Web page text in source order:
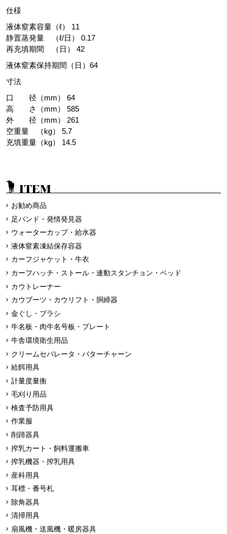
仕様
液体窒素容量（ℓ） 11
静置蒸発量 （ℓ/日） 0.17
再充填期間 （日） 42
液体窒素保持期間（日）64
寸法
口 径（mm） 64
高 さ（mm） 585
外 径（mm） 261
空重量 （kg） 5.7
充填重量（kg） 14.5
ITEM
お勧め商品
足バンド・発情発見器
ウォーターカップ・給水器
液体窒素凍結保存容器
カーフジャケット・牛衣
カーフハッチ・ストール・連動スタンチョン・ベッド
カウトレーナー
カウブーツ・カウリフト・胴締器
金ぐし・ブラシ
牛名板・肉牛名号板・プレート
牛舎環境衛生用品
クリームセパレータ・バターチャーン
給餌用具
計量度量衡
毛刈り用品
検査予防用具
作業服
削蹄器具
搾乳カート・飼料運搬車
搾乳機器・搾乳用具
産科用具
耳標・番号札
除角器具
清掃用具
扇風機・送風機・暖房器具